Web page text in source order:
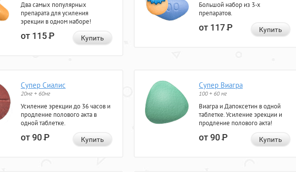
Два самых популярных
препарата для усиления
эрекции в одном наборе!
от 115Р Купить
Большой набор из 3-х
препаратов.
от 117Р Купить
Супер Сиалис
20мг + 60мг
Усиление эрекции до 36 часов и
продление полового акта в
одной таблетке.
от 90Р Купить
Супер Виагра
100 + 60 мг
Виагра и Дапоксетин в одной
таблетке. Усиление эрекции и
продление полового акта!
от 90Р Купить